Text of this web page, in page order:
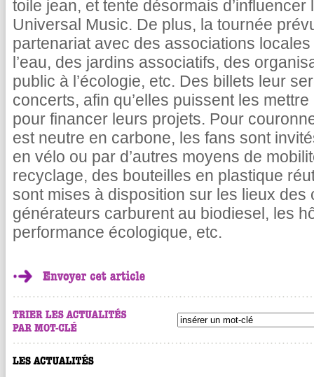
toile jean, et tente désormais
Universal Music. De plus, la tournée
partenariat avec des associations
l’eau, des jardins associatifs, des
public à l’écologie, etc. Des billets leur
concerts, afin qu’elles puissent les
pour financer leurs projets. Pour
est neutre en carbone, les fans sont
en vélo ou par d’autres moyens de
recyclage, des bouteilles en plastique
sont mises à disposition sur les lieux
générateurs carburent au biodiesel, les
performance écologique, etc.